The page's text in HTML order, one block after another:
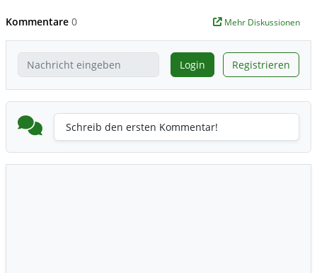
Kommentare 0 Mehr Diskussionen
Login Registrieren
Schreib den ersten Kommentar!